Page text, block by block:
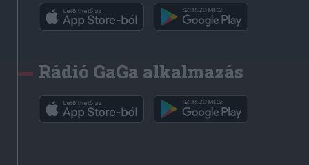
Rádió GaGa alkalmazás